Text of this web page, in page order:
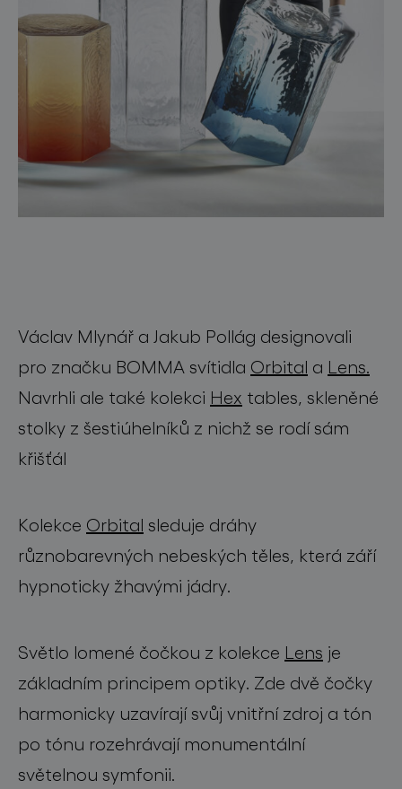
Václav Mlynář a Jakub Pollág designovali
pro značku BOMMA svítidla Orbital a Lens.
Navrhli ale také kolekci Hex tables, skleněné
stolky z šestiúhelníků z nichž se rodí sám
křišťál
Kolekce Orbital sleduje dráhy
různobarevných nebeských těles, která září
hypnoticky žhavými jádry.
Světlo lomené čočkou z kolekce Lens je
základním principem optiky. Zde dvě čočky
harmonicky uzavírají svůj vnitřní zdroj a tón
po tónu rozehrávají monumentální
světelnou symfonii.